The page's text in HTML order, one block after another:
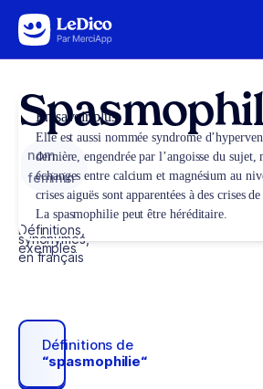
Aller au contenu
nom
féminin
Définitions,
synonymes,
exemples
en français
Définitions de
“spasmophilie“
En savoir plus
Elle est aussi nommée syndrome
dernière, engendrée par l’angoisse du
échanges entre calcium et magnésium au
crises aiguës sont apparentées à des crises
La spasmophilie peut être héréditaire.